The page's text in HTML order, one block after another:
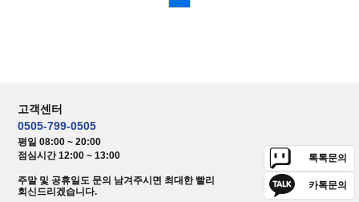
고객센터
0505-799-0505
평일 08:00 ~ 20:00
점심시간 12:00 ~ 13:00
주말 및 공휴일도 문의 남겨주시면 최대한 빨리
회신드리겠습니다.
톡톡문의
카톡문의